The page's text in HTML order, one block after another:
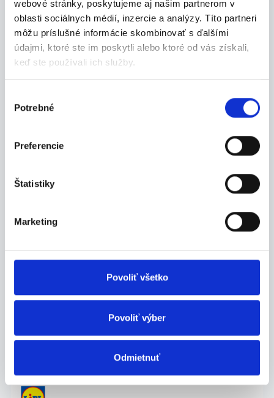
webové stránky, poskytujeme aj našim partnerom v
oblasti sociálnych médií, inzercie a analýzy. Títo partneri
môžu príslušné informácie skombinovať s ďalšími
údajmi, ktoré ste im poskytli alebo ktoré od vás získali,
keď ste používali ich služby.
súhlasu
Potrebné
Preferencie
Štatistiky
Marketing
Povoliť všetko
Povoliť výber
Odmietnuť
Bardejov
INDEX NOSLUŠ s.r.o.
08.08.2026
sklad Levoča
Staň sa súčasťou nášho tímu a podieľaj sa na kaž...
Asistent manažéra predajne
(m/ž), Levoča
Mzda Nástupná mesačná mzda pri úväzku 38,75
hod...
Lidl Slovenská republika, s.r.o.